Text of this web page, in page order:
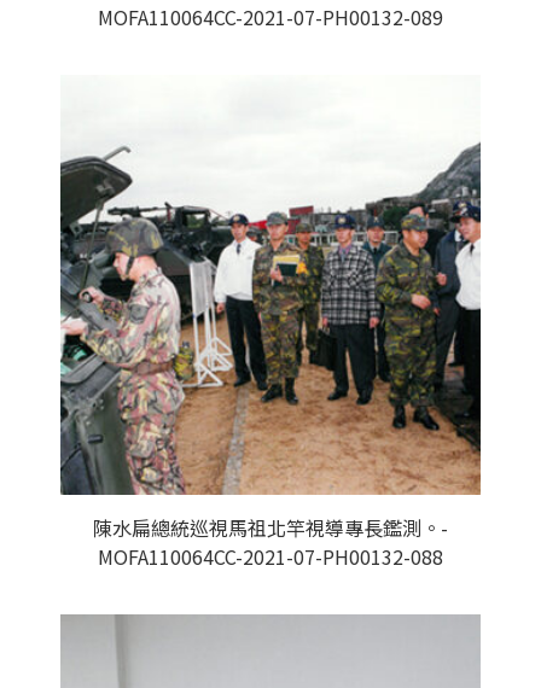
MOFA110064CC-2021-07-PH00132-089
陳水扁總統巡視馬祖北竿視導專長鑑測。-
MOFA110064CC-2021-07-PH00132-088